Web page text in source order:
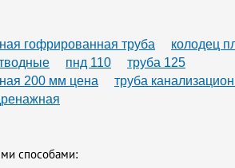
гофрированная труба
колодец
пнд 110
труба 125
200 мм цена
труба
способами: